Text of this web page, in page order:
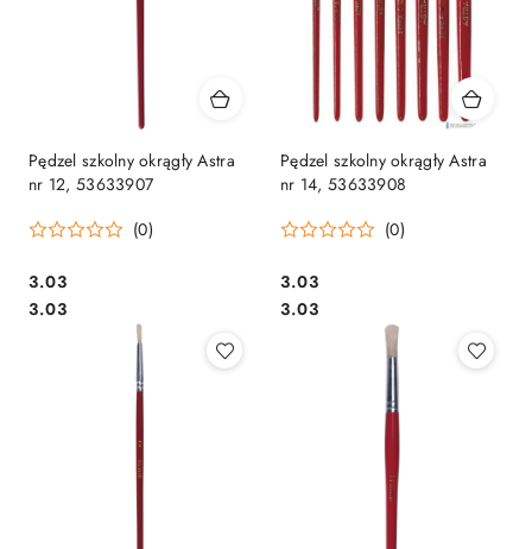
Pędzel szkolny okrągły Astra
nr 12, 53633907
(0)
Cena:
3.03
Cena:
3.03
Pędzel szkolny okrągły Astra
nr 14, 53633908
(0)
Cena:
3.03
Cena:
3.03